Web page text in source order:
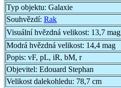
Typ objektu: Galaxie
Souhvězdí: Rak
Visuální hvězdná velikost: 13,7 mag
Modrá hvězdná velikost: 14,4 mag
Popis: vF, pL, iR, bM, r
Objevitel: Edouard Stephan
Velikost dalekohledu: 78,7 cm